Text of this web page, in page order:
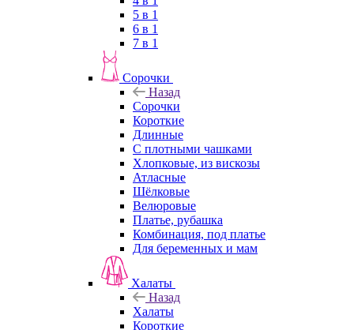
5 в 1
6 в 1
7 в 1
Сорочки
Назад
Сорочки
Короткие
Длинные
С плотными чашками
Хлопковые, из вискозы
Атласные
Шёлковые
Велюровые
Платье, рубашка
Комбинация, под платье
Для беременных и мам
Халаты
Назад
Халаты
Короткие